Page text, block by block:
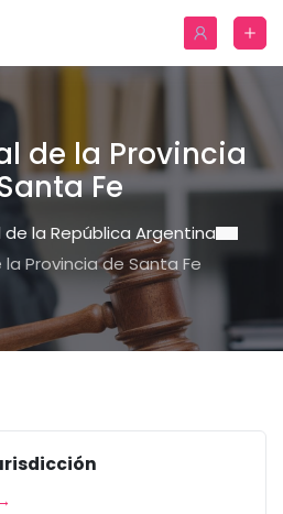
de la Provincia
Fe
de la República Argentina
Provincia de Santa Fe